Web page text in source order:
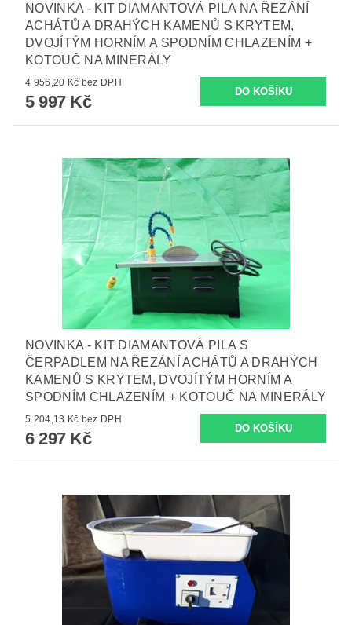
NOVINKA - KIT DIAMANTOVÁ PILA NA ŘEZÁNÍ
ACHÁTŮ A DRAHÝCH KAMENŮ S KRYTEM,
DVOJÍTÝM HORNÍM A SPODNÍM CHLAZENÍM +
KOTOUČ NA MINERÁLY
4 956,20 Kč bez DPH
5 997 Kč
NOVINKA - KIT DIAMANTOVÁ PILA S
ČERPADLEM NA ŘEZÁNÍ ACHÁTŮ A DRAHÝCH
KAMENŮ S KRYTEM, DVOJÍTÝM HORNÍM A
SPODNÍM CHLAZENÍM + KOTOUČ NA MINERÁLY
5 204,13 Kč bez DPH
6 297 Kč